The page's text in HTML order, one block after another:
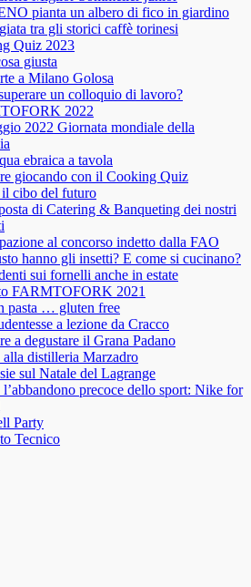
pianta un albero di fico in giardino
tra gli storici caffè torinesi
Quiz 2023
giusta
a Milano Golosa
un colloquio di lavoro?
2022
2022 Giornata mondiale della
ebraica a tavola
giocando con il Cooking Quiz
cibo del futuro
di Catering & Banqueting dei nostri
al concorso indetto dalla FAO
hanno gli insetti? E come si cucinano?
sui fornelli anche in estate
FARMTOFORK 2021
pasta … gluten free
a lezione da Cracco
a degustare il Grana Padano
alla distilleria Marzadro
sul Natale del Lagrange
precoce dello sport: Nike for
Party
Tecnico